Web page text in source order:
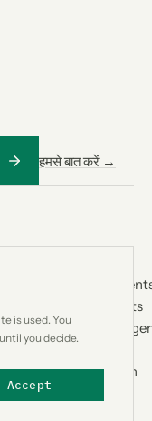
हमसे बात करें →
Coding
Custom Bots
Research
Automation
is used. You
you decide.
Accept